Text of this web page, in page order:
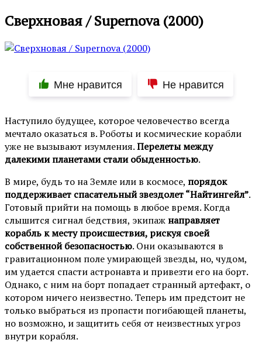
Сверхновая / Supernova (2000)
Мне нравится Не нравится
Наступило будущее, которое человечество всегда
мечтало оказаться в. Роботы и космические корабли
уже не вызывают изумления.Перелеты между
далекими планетами стали обыденностью.
В мире, будь то на Земле или в космосе, порядок
поддерживает спасательный звездолет “Найтингейл”.
Готовый прийти на помощь в любое время. Когда
слышится сигнал бедствия, экипаж направляет
корабль к месту происшествия, рискуя своей
собственной безопасностью. Они оказываются в
гравитационном поле умирающей звезды, но, чудом,
им удается спасти астронавта и привезти его на борт.
Однако, с ним на борт попадает странный артефакт, о
котором ничего неизвестно. Теперь им предстоит не
только выбраться из пропасти погибающей планеты,
но возможно, и защитить себя от неизвестных угроз
внутри корабля.